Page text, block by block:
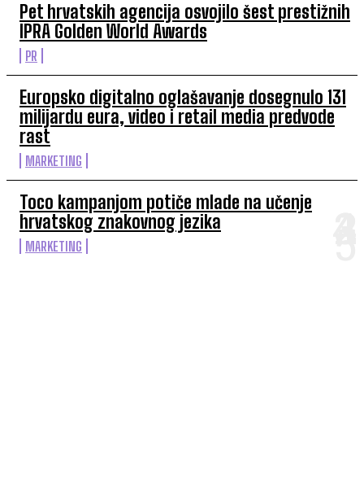
Pet hrvatskih agencija osvojilo šest prestižnih
IPRA Golden World Awards
PR
Europsko digitalno oglašavanje dosegnulo 131
milijardu eura, video i retail media predvode
rast
MARKETING
Toco kampanjom potiče mlade na učenje
hrvatskog znakovnog jezika
MARKETING